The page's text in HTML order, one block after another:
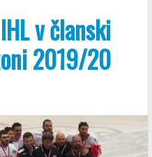
v članski
2019/20